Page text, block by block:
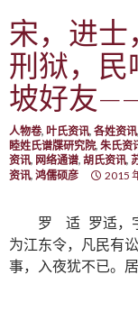
宋，进士
刑狱，民
坡好友
人物卷, 叶氏资讯, 各姓资讯,
睦姓氏谱牒研究院, 朱氏资
资讯, 网络通谱, 胡氏资讯,
资讯, 鸿儒硕彦 2015
罗 适 罗适，
为江东令，凡民有
事，入夜犹不已。